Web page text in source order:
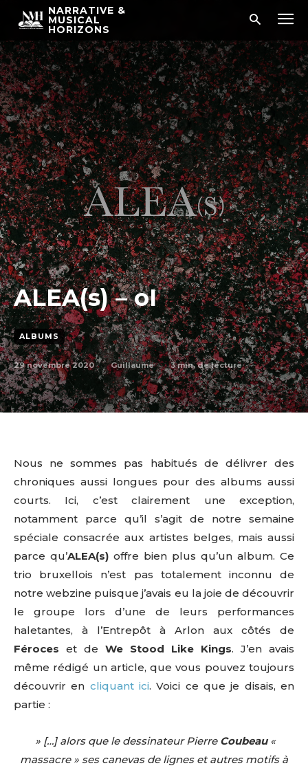
NARRATIVE &
MUSICAL
HORIZONS
ALEA(s) – oI
ALBUMS
29 novembre 2020 Guillaume 3min. de lecture
Nous ne sommes pas habitués de délivrer des
chroniques aussi longues pour des albums aussi
courts. Ici, c’est clairement une exception,
notamment parce qu’il s’agit de notre semaine
spéciale consacrée aux artistes belges, mais aussi
parce qu’ALEA(s) offre bien plus qu’un album. Ce
trio bruxellois n’est pas totalement inconnu de
notre webzine puisque j’avais eu la joie de découvrir
le groupe lors d’une de leurs performances
haletantes, à l’Entrepôt à Arlon aux côtés de
Féroces et de We Stood Like Kings. J’en avais
même rédigé un article, que vous pouvez toujours
découvrir en cliquant ici. Voici ce que je disais, en
partie :
» […] alors que le dessinateur Pierre Coubeau«
massacre » ses canevas de lignes et autres motifs à